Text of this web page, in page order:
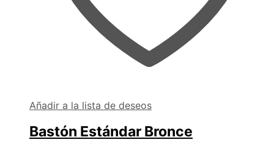
Añadir a la lista de deseos
Bastón Estándar Bronce